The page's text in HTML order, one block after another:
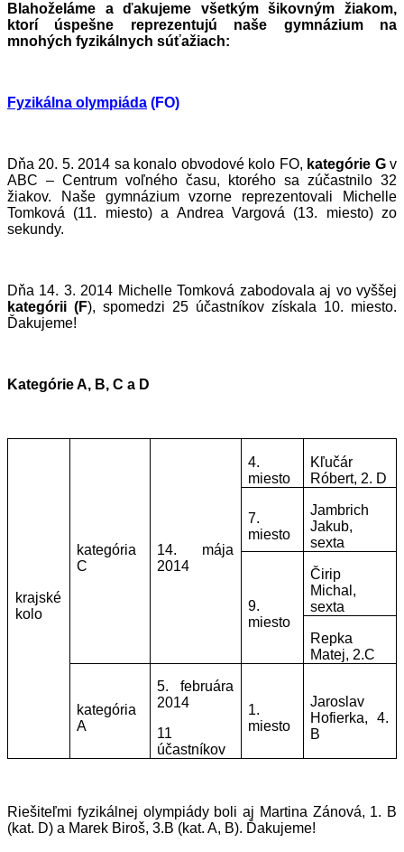
Blahoželáme a ďakujeme všetkým šikovným žiakom,
ktorí úspešne reprezentujú naše gymnázium na
mnohých fyzikálnych súťažiach:
Fyzikálna olympiáda (FO)
Dňa 20. 5. 2014 sa konalo obvodové kolo FO, kategórie Gv
ABC – Centrum voľného času, ktorého sa zúčastnilo 32
žiakov. Naše gymnázium vzorne reprezentovali Michelle
Tomková (11. miesto) a Andrea Vargová (13. miesto) zo
sekundy.
Dňa 14. 3. 2014 Michelle Tomková zabodovala aj vo vyššej
kategórii (F), spomedzi 25 účastníkov získala 10. miesto.
Ďakujeme!
Kategórie A, B, C a D
krajské
kolo
kategória
C
14. mája
2014
4.
miesto
Kľučár
Róbert, 2. D
7.
miesto
Jambrich
Jakub,
sexta
9.
miesto
Čirip
Michal,
sexta
Repka
Matej, 2.C
kategória
A
5. februára
2014
11
účastníkov
1.
miesto
Jaroslav
Hofierka, 4.
B
Riešiteľmi fyzikálnej olympiády boli aj Martina Zánová, 1. B
(kat. D) a Marek Biroš, 3.B (kat. A, B). Ďakujeme!